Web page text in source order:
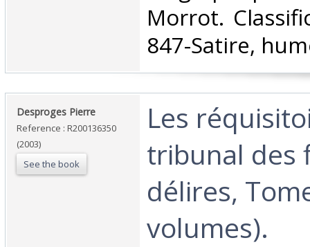
Morrot.
847-Satire,
‎Desproges Pierre‎
Reference : R200136350
(2003)
See the book
‎Les
tribunal des
délires,
volumes).‎